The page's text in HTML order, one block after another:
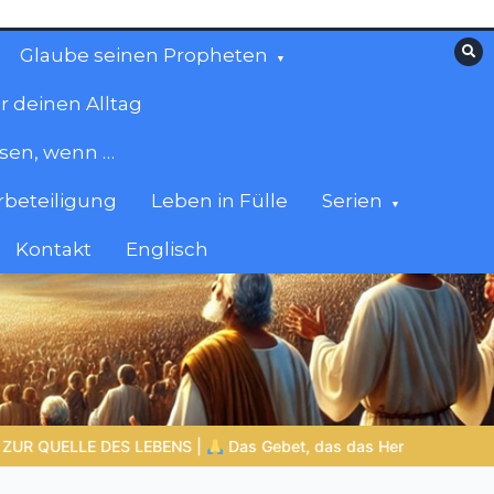
Glaube seinen Propheten
deinen Alltag
wenn …
Leben in Fülle Serien
Kontakt Englisch
| 10.Denn dein ist das Reich und die Kraft und die